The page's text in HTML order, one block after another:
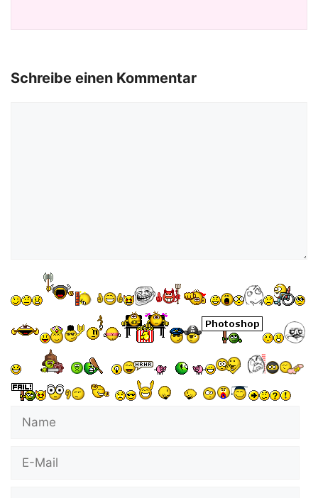
Schreibe einen Kommentar
Mail